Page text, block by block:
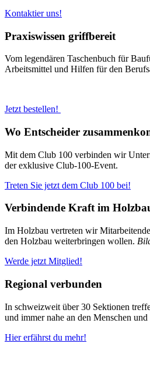
Kontaktier uns!
Praxiswissen griffbereit
Vom legendären Taschenbuch für
Arbeitsmittel und Hilfen für den
Jetzt bestellen!
Wo Entscheider
Mit dem Club 100 verbinden wir
der exklusive Club-100-Event.
Treten Sie jetzt dem Club 100 bei!
Verbindende Kraft im
Im Holzbau vertreten wir
den Holzbau weiterbringen wollen.
Werde jetzt Mitglied!
Regional verbunden
In schweizweit über 30 Sektionen
und immer nahe an den Menschen
Hier erfährst du mehr!